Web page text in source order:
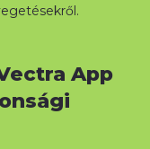
App